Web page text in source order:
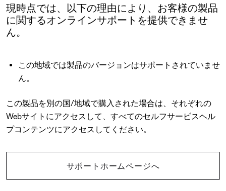
現時点では、以下の理由により、お客様の製品
に関するオンラインサポートを提供できませ
ん。
この地域では製品のバージョンはサポートされていませ
ん。
この製品を別の国/地域で購入された場合は、それぞれの
Webサイトにアクセスして、すべてのセルフサービスヘル
プコンテンツにアクセスしてください。
サポートホームページへ